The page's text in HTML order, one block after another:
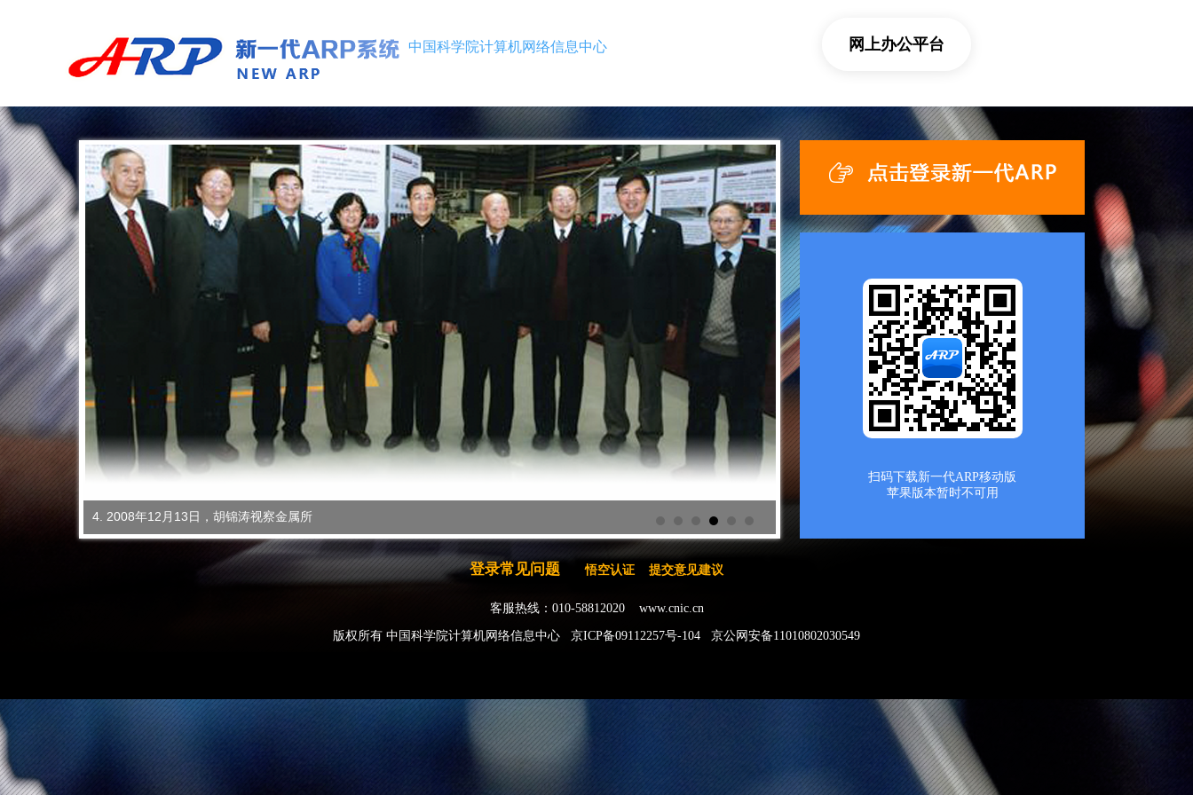
网上办公平台
中国科学院计算机网络信息中心
4. 2008年12月13日，胡锦涛视察金属所
扫码下载新一代ARP移动版
苹果版本暂时不可用
登录常见问题 悟空认证 提交意见建议
客服热线：010-58812020 www.cnic.cn
版权所有 中国科学院计算机网络信息中心 京ICP备09112257号-104 京公网安备11010802030549